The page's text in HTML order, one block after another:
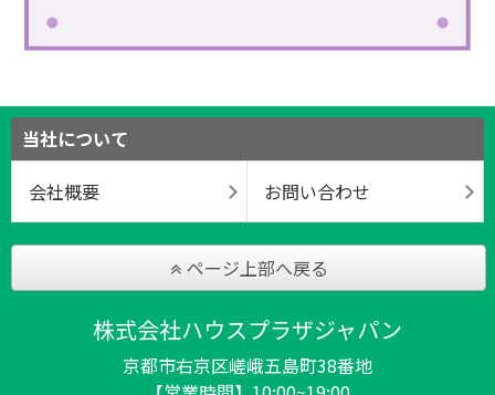
当社について
会社概要
お問い合わせ
ページ上部へ戻る
株式会社ハウスプラザジャパン
京都市右京区嵯峨五島町38番地